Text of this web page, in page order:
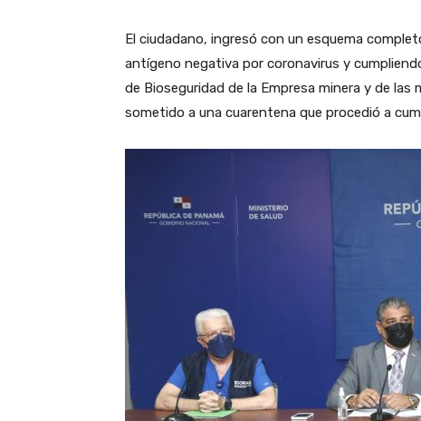
El ciudadano, ingresó con un esquema
antígeno negativa por coronavirus y
de Bioseguridad de la Empresa minera y de
sometido a una cuarentena que procedió a